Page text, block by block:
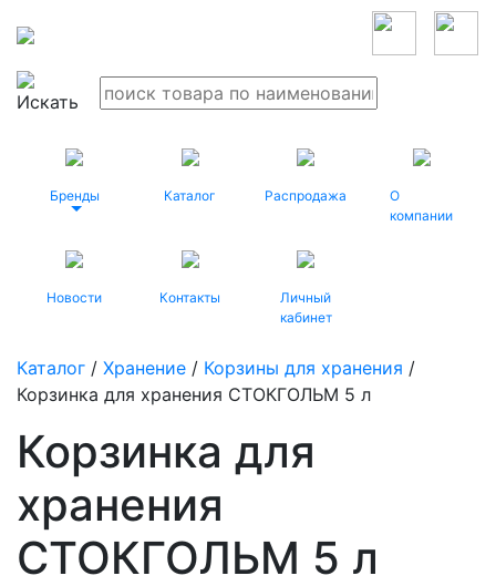
Бренды Каталог Распродажа
О
компании
Новости Контакты
Личный
кабинет
Каталог / Хранение / Корзины для хранения /
Корзинка для хранения СТОКГОЛЬМ 5 л
Корзинка для
хранения
СТОКГОЛЬМ 5 л